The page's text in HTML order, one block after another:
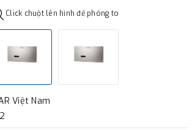
Click chuột lên hình để phóng to
Việt Nam